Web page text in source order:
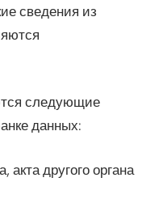
сведения из
следующие
данных:
акта другого органа